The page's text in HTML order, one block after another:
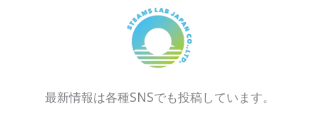
最新情報は各種SNSでも投稿しています。